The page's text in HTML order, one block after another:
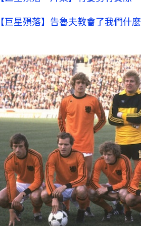
【巨星殞落】告魯夫教會了我們什